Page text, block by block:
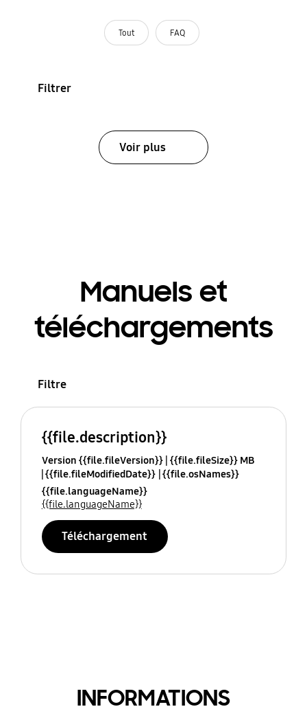
Tout FAQ
Filtrer
Voir plus
Manuels et
téléchargements
Filtre
{{file.description}}
Version {{file.fileVersion}} {{file.fileSize}} MB
{{file.fileModifiedDate}} {{file.osNames}}
{{file.languageName}}
{{file.languageName}}
Téléchargement
INFORMATIONS